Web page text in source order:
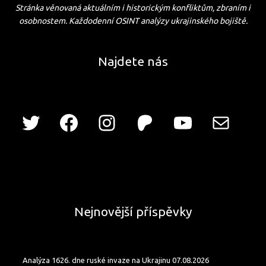
Stránka věnovaná aktuálním i historickým konfliktům, zbraním i
osobnostem. Každodenní OSINT analýzy ukrajinského bojiště.
Najdete nás
Nejnovější příspěvky
Analýza 1626. dne ruské invaze na Ukrajinu 07.08.2026